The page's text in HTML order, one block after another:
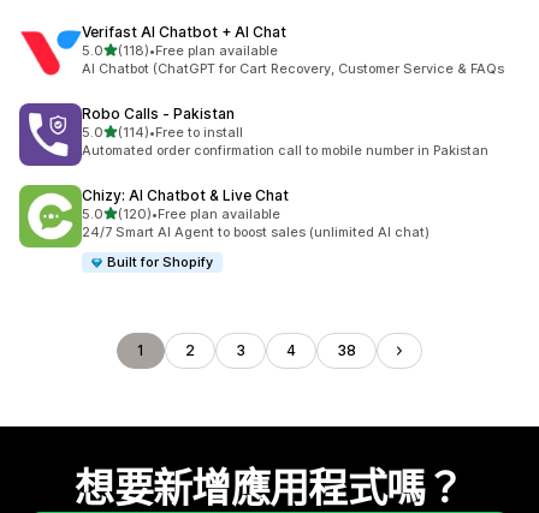
Verifast AI Chatbot + AI Chat
5.0滿分 5 顆星
(118)
共有 118 則評價
•Free plan available
AI Chatbot (ChatGPT for Cart Recovery, Customer Service & FAQs
Robo Calls ‑ Pakistan
5.0滿分 5 顆星
(114)
共有 114 則評價
•Free to install
Automated order confirmation call to mobile number in Pakistan
Chizy: AI Chatbot & Live Chat
5.0滿分 5 顆星
(120)
共有 120 則評價
•Free plan available
24/7 Smart AI Agent to boost sales (unlimited AI chat)
Built for Shopify
1 2 3 4 38
想要新增應用程式嗎？